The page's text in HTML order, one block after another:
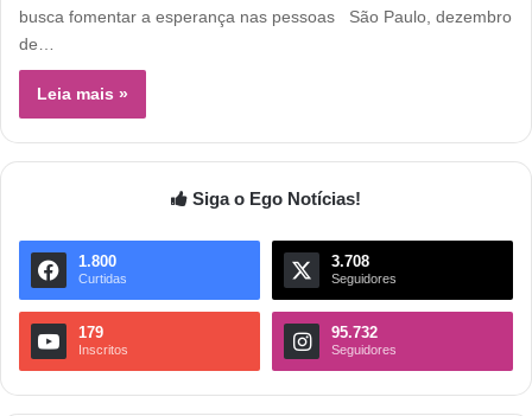
busca fomentar a esperança nas pessoas São Paulo, dezembro
de…
Leia mais »
Siga o Ego Notícias!
1.800
Curtidas
3.708
Seguidores
179
Inscritos
95.732
Seguidores